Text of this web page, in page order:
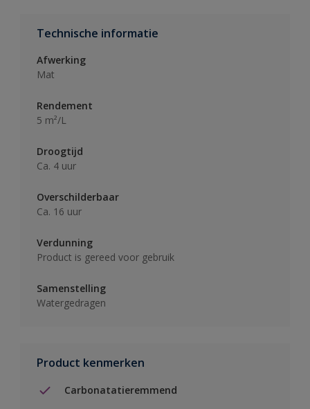
Technische informatie
Afwerking
Mat
Rendement
5 m²/L
Droogtijd
Ca. 4 uur
Overschilderbaar
Ca. 16 uur
Verdunning
Product is gereed voor gebruik
Samenstelling
Watergedragen
Product kenmerken
Carbonatatieremmend